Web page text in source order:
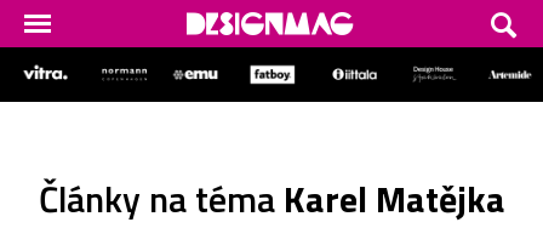
Články na témaKarel Matějka